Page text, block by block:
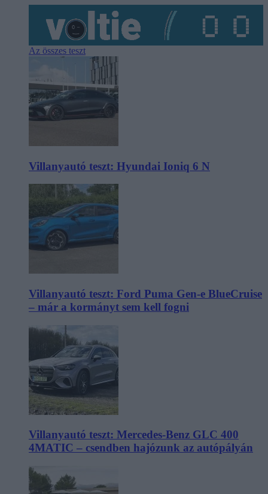
Az összes teszt
Villanyautó teszt: Hyundai Ioniq 6 N
Villanyautó teszt: Ford Puma Gen-e BlueCruise
– már a kormányt sem kell fogni
Villanyautó teszt: Mercedes-Benz GLC 400
4MATIC – csendben hajózunk az autópályán